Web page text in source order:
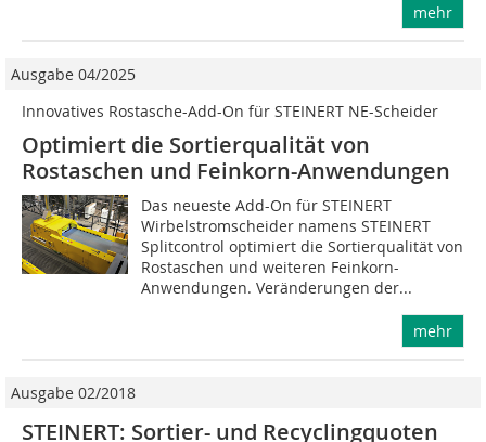
mehr
Ausgabe 04/2025
Innovatives Rostasche-Add-On für STEINERT NE-Scheider
Optimiert die Sortierqualität von
Rostaschen und ­Feinkorn-Anwendungen
Das neueste Add-On für STEINERT
Wirbelstromscheider namens STEINERT
Splitcontrol optimiert die Sortierqualität von
Rostaschen und weiteren Feinkorn-
Anwendungen. Veränderungen der...
mehr
Ausgabe 02/2018
STEINERT: Sortier- und Recyclingquoten